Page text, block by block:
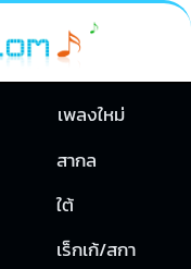
เพลงใหม่
สากล
ใต้
เร็กเก้/สกา